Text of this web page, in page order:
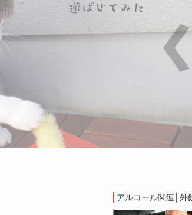
アルコール関連 外